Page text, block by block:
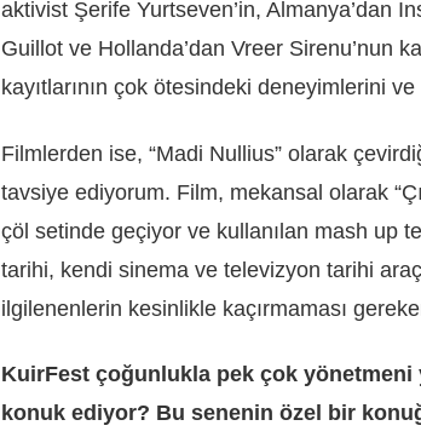
aktivist Şerife Yurtseven’in, Almanya’dan
Guillot ve Hollanda’dan Vreer Sirenu’nun
kayıtlarının çok ötesindeki deneyimlerini
Filmlerden ise, “Madi Nullius” olarak
tavsiye ediyorum. Film, mekansal olarak
çöl setinde geçiyor ve kullanılan mash up
tarihi, kendi sinema ve televizyon tarihi
ilgilenenlerin kesinlikle kaçırmaması
KuirFest çoğunlukla pek çok yönetmeni
konuk ediyor? Bu senenin özel bir